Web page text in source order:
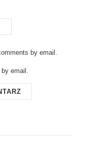
by email.
email.